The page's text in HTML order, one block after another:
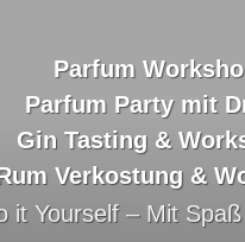
Parfum
Parfum Party mit
Gin Tasting &
Verkostung &
it Yourself –Mit Spaß